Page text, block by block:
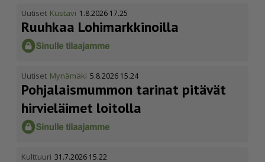
Uutiset Kustavi 1.8.2026 17.25
Ruuhkaa Lohimark­ki­noilla
Uutiset Mynämäki 5.8.2026 15.24
Pohja­lais­mummon tarinat pitävät
hirvieläimet loitolla
Kulttuuri 31.7.2026 15.22